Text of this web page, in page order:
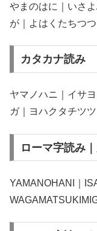
やまのはに｜いさ
が｜よはくたちつつ
カタカナ読み
ヤマノハニ｜イサ
ガ｜ヨハクタチツツ
ローマ字読み
YAMANOHANI｜